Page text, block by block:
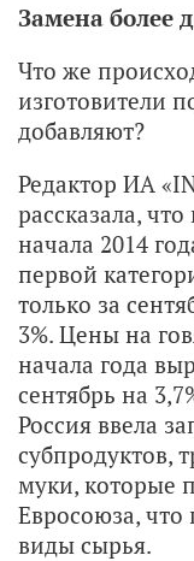
Замена более
Что же
изготовители
добавляют?
Редактор ИА
рассказала,
начала 2014
первой
только за
3%. Цены на
начала года
сентябрь на
Россия ввела
субпродуктов,
муки, которые
Евросоюза, что
виды сырья.